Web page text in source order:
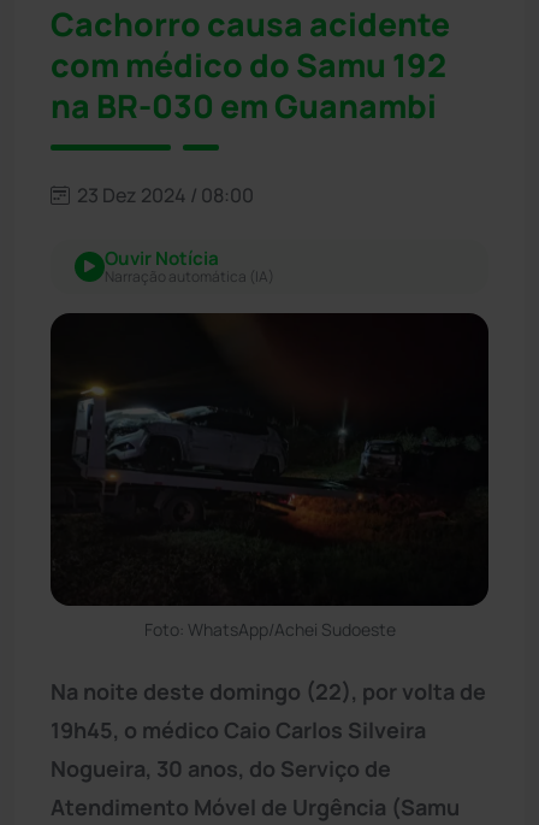
Cachorro causa acidente
com médico do Samu 192
na BR-030 em Guanambi
23 Dez 2024 / 08:00
Ouvir Notícia
Narração automática (IA)
Foto: WhatsApp/Achei Sudoeste
Na noite deste domingo (22), por volta de
19h45, o médico Caio Carlos Silveira
Nogueira, 30 anos, do Serviço de
Atendimento Móvel de Urgência (Samu